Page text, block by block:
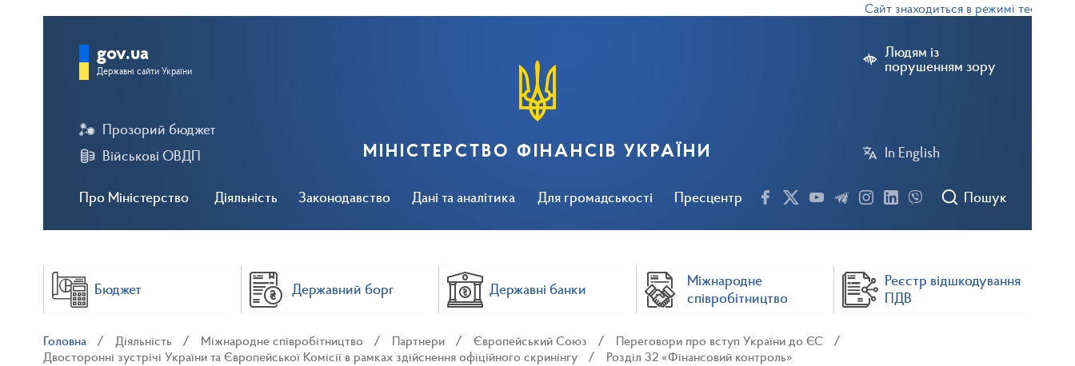
Сайт знаходиться в режимі тестової
Людям із
порушенням зору
In English
Про Міністерство Діяльність Законодавство Дані та аналітика Для громадськості Пресцентр
Прозорий бюджет
Військові ОВДП
Пошук
gov.ua
Державні сайти України
МІНІСТЕРСТВО ФІНАНСІВ УКРАЇНИ
Бюджет Державний борг Державні банки
Міжнародне
співробітництво
Реєстр відшкодування
ПДВ
Головна Діяльність Міжнародне співробітництво Партнери Європейський Союз
Переговори про вступ України до ЄС
Двосторонні зустрічі України та Європейської Комісії в рамках здійснення офіційного скринінгу
Розділ 32 «Фінансовий контроль»